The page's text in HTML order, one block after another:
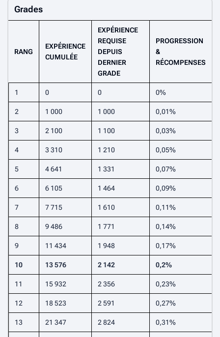
Grades
RANG
EXPÉRIENCE
CUMULÉE
EXPÉRIENCE
REQUISE
DEPUIS
DERNIER
GRADE
PROGRESSION
&
RÉCOMPENSES
1 0 0 0%
2 1 000 1 000 0,01%
3 2 100 1 100 0,03%
4 3 310 1 210 0,05%
5 4 641 1 331 0,07%
6 6 105 1 464 0,09%
7 7 715 1 610 0,11%
8 9 486 1 771 0,14%
9 11 434 1 948 0,17%
10 13 576 2 142 0,2%
11 15 932 2 356 0,23%
12 18 523 2 591 0,27%
13 21 347 2 824 0,31%